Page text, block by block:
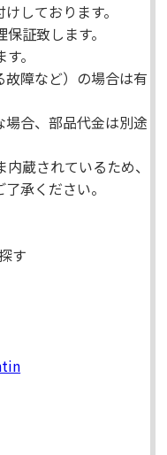
しております。
証致します。
。
障など）の場合は有
合、部品代金は別途
蔵されているため、
承ください。
す